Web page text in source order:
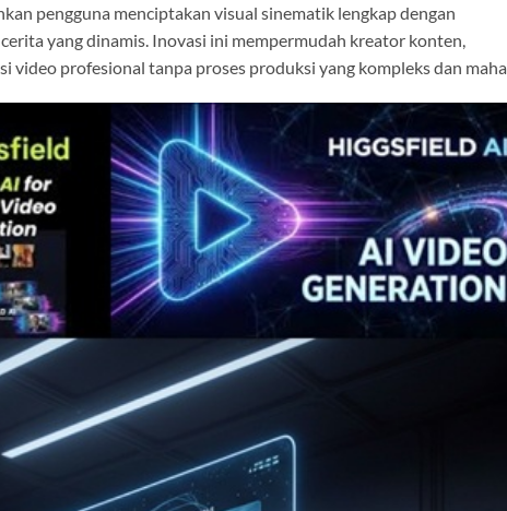
pengguna menciptakan visual sinematik lengkap dengan
yang dinamis. Inovasi ini mempermudah kreator konten,
video profesional tanpa proses produksi yang kompleks dan